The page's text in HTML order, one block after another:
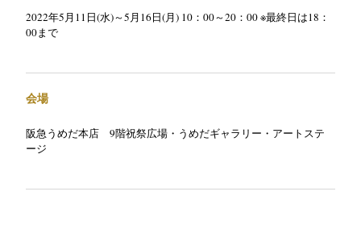
2022年5月11日(水)～5月16日(月) 10：00～20：00 ※最終日は18：
00まで
会場
阪急うめだ本店 9階祝祭広場・うめだギャラリー・アートステ
ージ